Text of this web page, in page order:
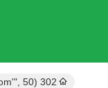
302 setTimeout("javascript:location.href='https://www.google.com'", 50);